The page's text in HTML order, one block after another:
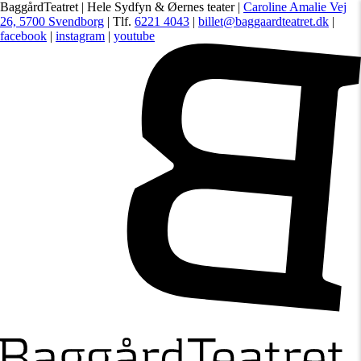
BaggårdTeatret | Hele Sydfyn & Øernes teater | Caroline Amalie Vej
26, 5700 Svendborg | Tlf. 6221 4043 | billet@baggaardteatret.dk |
facebook | instagram | youtube